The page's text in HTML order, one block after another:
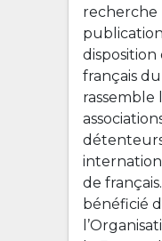
recherche
disposition
français
rassemble
de
bénéficié